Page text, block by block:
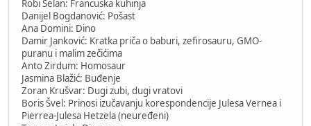
Robi Selan: Francuska kuhinja
Danijel Bogdanović: Pošast
Ana Domini: Dino
Damir Janković: Kratka priča o baburi, zefirosauru, GMO-
puranu i malim zečićima
Anto Zirdum: Homosaur
Jasmina Blažić: Buđenje
Zoran Krušvar: Dugi zubi, dugi vratovi
Boris Švel: Prinosi izučavanju korespondencije Julesa Vernea i
Pierrea-Julesa Hetzela (neuređeni)